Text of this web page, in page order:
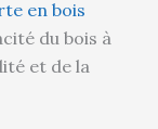
en bois
du bois à
et de la